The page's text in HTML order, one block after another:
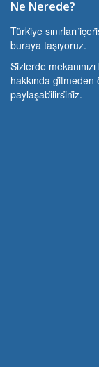
Ne Nerede?
Türki̇ye sınırları
buraya taşıyoruz.
Si̇zlerde
hakkında
paylaşabi̇li̇rsi̇ni̇z.